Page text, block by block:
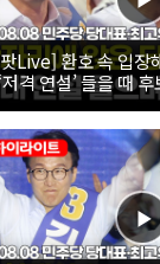
Live] 환호 속 입장
저격 연설’ 들을 때
더불어민주당
천 합동연설회